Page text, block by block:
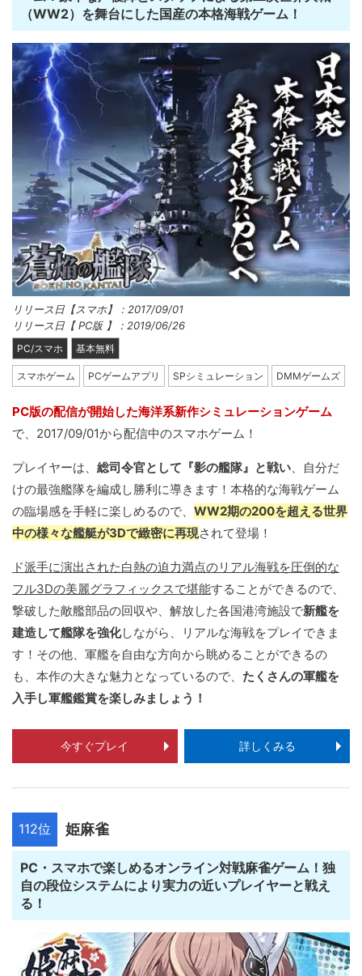
（WW2）を舞台にした国産の本格海戦ゲーム！
リリース日【スマホ】：2017/09/01
リリース日【 PC版 】：2019/06/26
PC/スマホ 基本無料
スマホゲーム PCゲームアプリ SPシミュレーション DMMゲームズ
PC版の配信が開始した海洋系新作シミュレーションゲーム
で、2017/09/01から配信中のスマホゲーム！
プレイヤーは、 総司令官として『影の艦隊』と戦い、自分だ
けの最強艦隊を編成し勝利に導きます！本格的な海戦ゲーム
の臨場感を手軽に楽しめるので、 WW2期の200を超える世界
中の様々な艦艇が3Dで緻密に再現されて登場！
ド派手に演出された白熱の迫力満点のリアル海戦を圧倒的な
フル3Dの美麗グラフィックスで堪能することができるので、
撃破した敵艦部品の回収や、解放した各国港湾施設で新艦を
建造して艦隊を強化しながら、リアルな海戦をプレイできま
す！その他、軍艦を自由な方向から眺めることができるの
も、本作の大きな魅力となっているので、 たくさんの軍艦を
入手し軍艦鑑賞を楽しみましょう！
今すぐプレイ 詳しくみる
112位 姫麻雀
PC・スマホで楽しめるオンライン対戦麻雀ゲーム！独
自の段位システムにより実力の近いプレイヤーと戦え
る！